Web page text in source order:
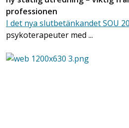
professionen
I det nya slutbetänkandet SOU
psykoterapeuter med ...